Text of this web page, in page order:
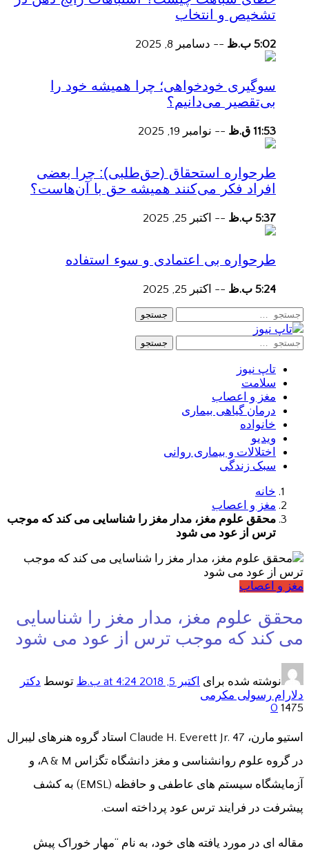
تشخیص و انتخاب
5:02 ب.ظ -- دسامبر 8, 2025
سوگیری خودخواهی؛ چرا همیشه خود را
بی‌تقصیر می‌دانیم؟
11:53 ق.ظ -- نوامبر 19, 2025
طرحواره استحقاق (حق‌طلبی): چرا بعضی
افراد فکر می‌کنند همیشه حق با آن‌هاست؟
5:37 ب.ظ -- اکتبر 25, 2025
طرحواره بی اعتمادی و سوء استفاده
5:24 ب.ظ -- اکتبر 25, 2025
جستجو
جستجو
تاپ نیوز
سلامت
مغز و اعصاب
درمان گیاهی بیماری
خانواده
ویدیو
اختلالات و بیماری روانی
سبک زندگی
خانه
مغز و اعصاب
محقق علوم مغز، مدار مغز را شناسایی می کند که موجب
ترس از عود می شود
مغز و اعصاب
محقق علوم مغز، مدار مغز را شناسایی
می کند که موجب ترس از عود می شود
نوشته شده برای اکتبر 5, 2018 at 4:24 ب.ظ توسط دکتر
دلارام رسولی مکرمی
1475
0
استیو مارن، Claude H. Everett Jr. 47 استاد گروه هنرهای لیبرال
در گروه علوم روانشناسی و مغز دانشگاه تگزاس A & M، و
آزمایشگاه سیستم های عاطفی و حافظه (EMSL) به کشف
پیشرفت در فرایند ترس عود پرداخته است.
مقاله ای در مورد یافته های خود، به نام “مهار خوراک پیش